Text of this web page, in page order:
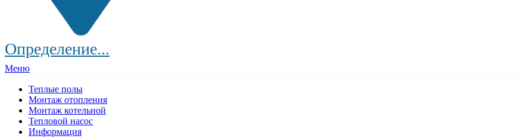
Определение...
Меню
Теплые полы
Монтаж отопления
Монтаж котельной
Тепловой насос
Информация